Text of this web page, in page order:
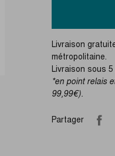
Livraison
métropolitaine.
Livraison sous 5
*en point relais
99,99€).
Partager